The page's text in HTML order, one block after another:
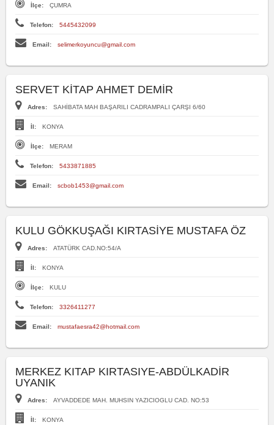
İlçe: ÇUMRA
Telefon: 5445432099
Email: selimerkoyuncu@gmail.com
SERVET KİTAP AHMET DEMİR
Adres: SAHİBATA MAH BAŞARILI CADRAMPALI ÇARŞI 6/60
İl: KONYA
İlçe: MERAM
Telefon: 5433871885
Email: scbob1453@gmail.com
KULU GÖKKUŞAĞI KIRTASİYE MUSTAFA ÖZ
Adres: ATATÜRK CAD.NO:54/A
İl: KONYA
İlçe: KULU
Telefon: 3326411277
Email: mustafaesra42@hotmail.com
MERKEZ KITAP KIRTASIYE-ABDÜLKADİR
UYANIK
Adres: AYVADDEDE MAH. MUHSIN YAZICIOGLU CAD. NO:53
İl: KONYA